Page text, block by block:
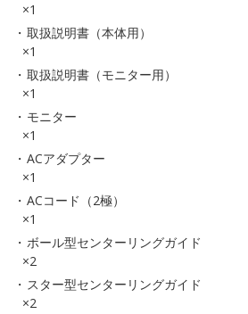
×1
取扱説明書（本体用）
×1
取扱説明書（モニター用）
×1
モニター
×1
ACアダプター
×1
ACコード（2極）
×1
ボール型センターリングガイド
×2
スター型センターリングガイド
×2